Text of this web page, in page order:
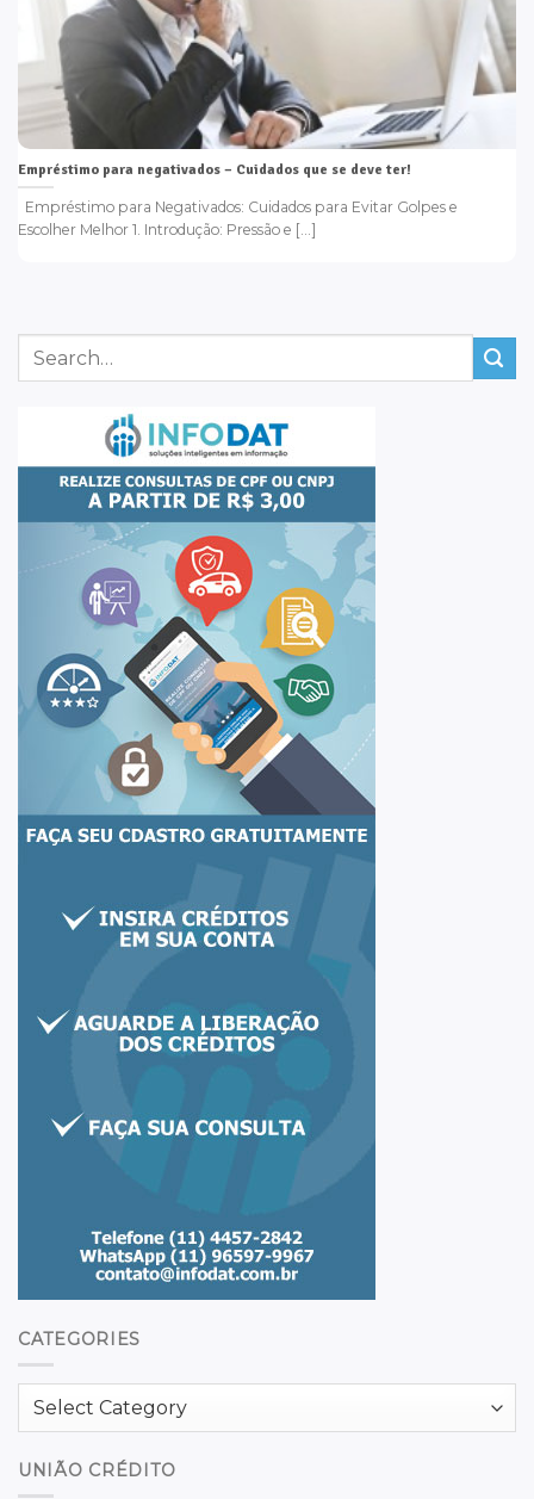
CATEGORIES
UNIÃO CRÉDITO
Empréstimo para negativados – Cuidados que se deve ter!
Empréstimo para Negativados: Cuidados para Evitar Golpes e
Escolher Melhor 1. Introdução: Pressão e [...]